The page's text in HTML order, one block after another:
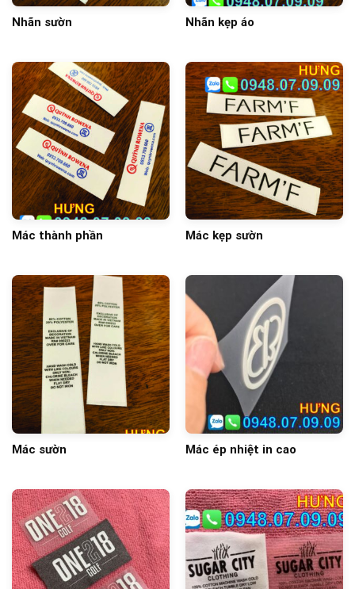
Nhãn sườn Nhãn kẹp áo
Mác thành phần Mác kẹp sườn
Mác sườn Mác ép nhiệt in cao